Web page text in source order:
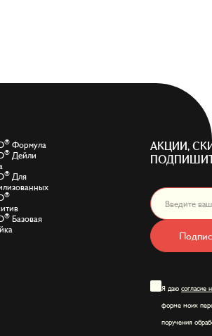
® Формула
® Дейли
® Для
®
® Базовая
АКЦИИ,
Я даю согласие
форме моих
поручения